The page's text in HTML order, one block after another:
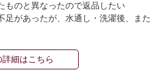
ものと異なったので返品したい
足があったが、水通し・洗濯後、また
細はこちら